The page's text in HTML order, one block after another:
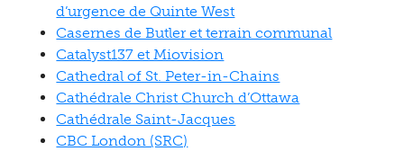
d’urgence de Quinte West
Casernes de Butler et terrain communal
Catalyst137 et Miovision
Cathedral of St. Peter-in-Chains
Cathédrale Christ Church d’Ottawa
Cathédrale Saint-Jacques
CBC London (SRC)